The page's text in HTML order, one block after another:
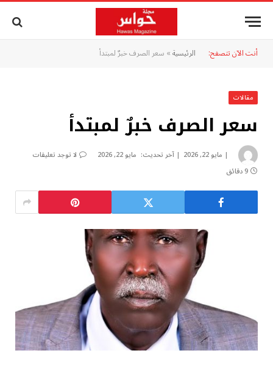
أنت الآن تتصفح: الرئيسية» سعر الصرف خبرٌ لمبتدأ
مقالات
سعر الصرف خبرٌ لمبتدأ
مايو 22, 2026 آخر تحديث: مايو 22, 2026
لا توجد تعليقات
9 دقائق